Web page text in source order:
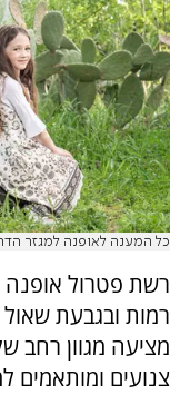
כל המענה לאופנה למגזר
רשת פטרול אופנה
רמות ובגבעת
מציעה מגוון רחב
צנועים ומותאמים